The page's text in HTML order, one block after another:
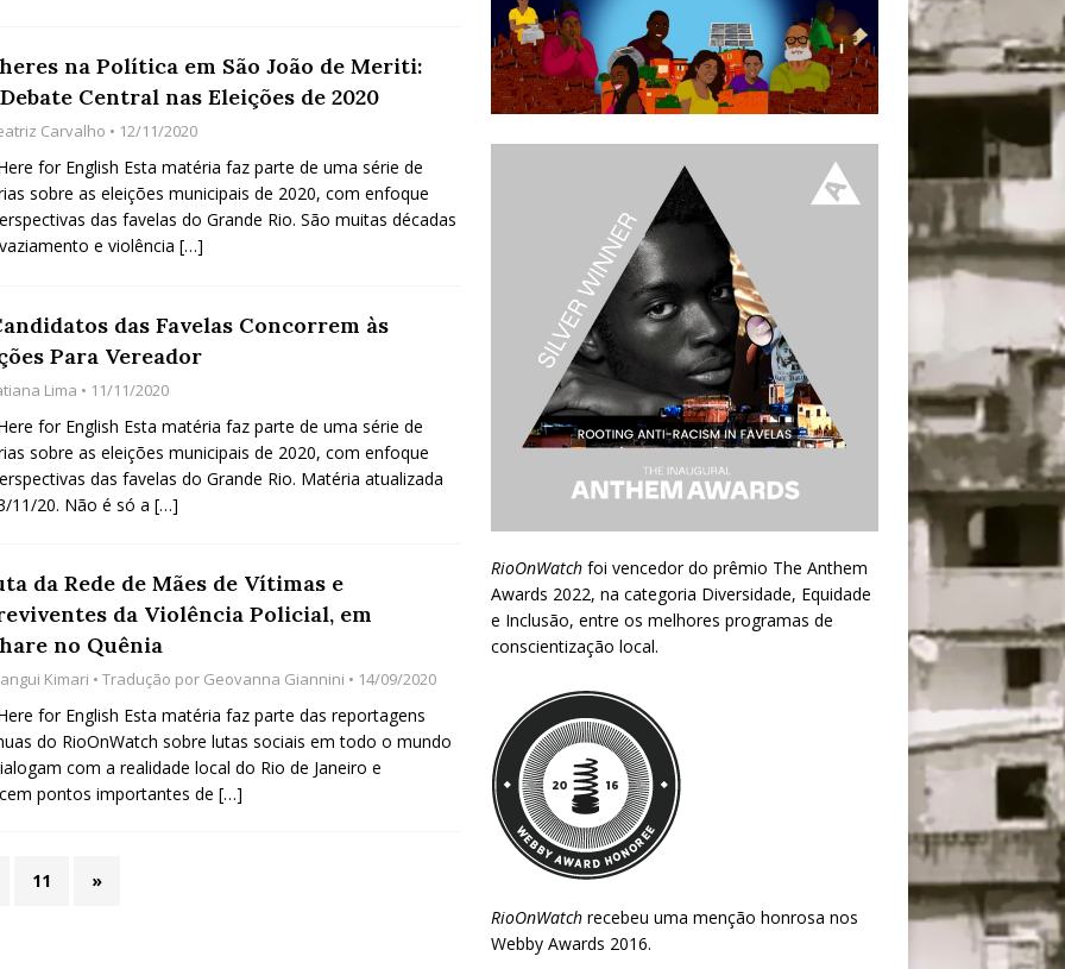
na Política em São João de Meriti:
Central nas Eleições de 2020
Carvalho • 12/11/2020
for English Esta matéria faz parte de uma série de
sobre as eleições municipais de 2020, com enfoque
das favelas do Grande Rio. São muitas décadas
e violência […]
das Favelas Concorrem às
Para Vereador
Lima • 11/11/2020
for English Esta matéria faz parte de uma série de
sobre as eleições municipais de 2020, com enfoque
das favelas do Grande Rio. Matéria atualizada
11/20. Não é só a […]
da Rede de Mães de Vítimas e
da Violência Policial, em
no Quênia
Kimari • Tradução por Geovanna Giannini • 14/09/2020
for English Esta matéria faz parte das reportagens
do RioOnWatch sobre lutas sociais em todo o mundo
com a realidade local do Rio de Janeiro e
pontos importantes de […]
11 »
RioOnWatchfoi vencedor do prêmio The Anthem
Awards 2022, na categoria Diversidade, Equidade
e Inclusão, entre os melhores programas de
conscientização local.
RioOnWatchrecebeu uma menção honrosa nos
Webby Awards 2016.